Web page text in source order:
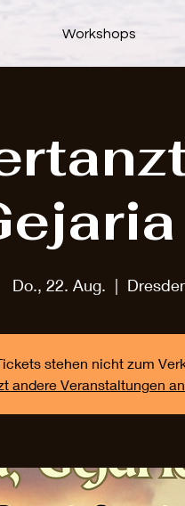
Do., 22. Aug.
  |
stehen nicht zum
andere Veranstaltungen
Workshops